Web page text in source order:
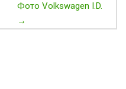
Фото Volkswagen I.D.
→